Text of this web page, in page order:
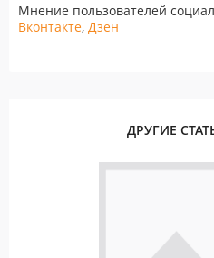
Мнение пользователей
Вконтакте, Дзен
ДРУГИЕ